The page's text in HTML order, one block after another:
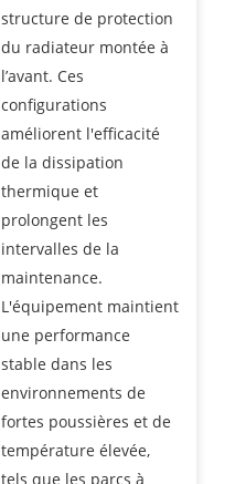
structure de protection
du radiateur montée à
l’avant. Ces
configurations
améliorent l'efficacité
de la dissipation
thermique et
prolongent les
intervalles de la
maintenance.
L'équipement maintient
une performance
stable dans les
environnements de
fortes poussières et de
température élevée,
tels que les parcs à